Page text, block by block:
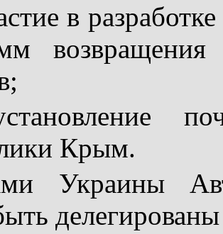
в
Крым.
Украины